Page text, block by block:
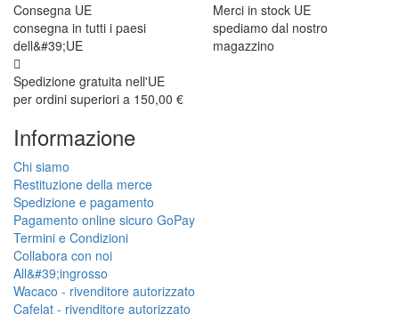
Consegna UE
consegna in tutti i paesi
dell&#39;UE
Merci in stock UE
spediamo dal nostro
magazzino
Spedizione gratuita nell'UE
per ordini superiori a 150,00 €
Informazione
Chi siamo
Restituzione della merce
Spedizione e pagamento
Pagamento online sicuro GoPay
Termini e Condizioni
Collabora con noi
All&#39;ingrosso
Wacaco - rivenditore autorizzato
Cafelat - rivenditore autorizzato